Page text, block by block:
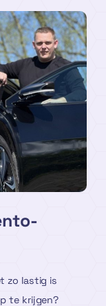
zo lastig is
te krijgen?